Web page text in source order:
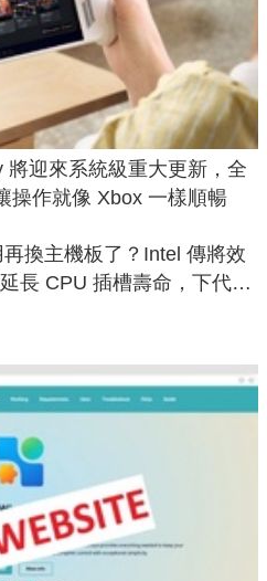
迎來系統級重大更新，全
操作就像 Xbox 一樣順暢
換主機板了？Intel 傳將效
長 CPU 插槽壽命，下代
至少能戰三代